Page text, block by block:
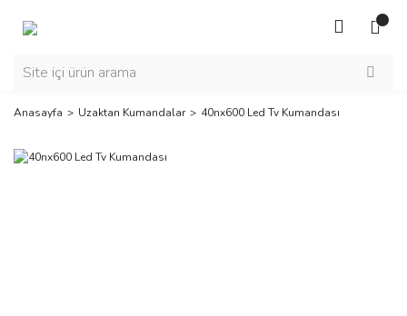
Anasayfa Uzaktan Kumandalar 40nx600 Led Tv Kumandası